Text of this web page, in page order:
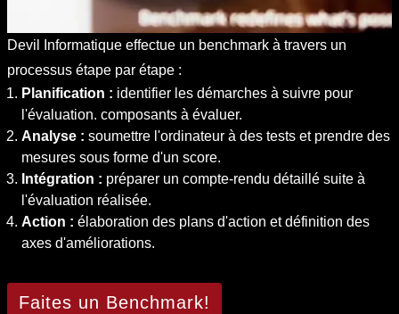
Devil Informatique effectue un benchmark à travers un
processus étape par étape :
Planification : identifier les démarches à suivre pour
l'évaluation. composants à évaluer.
Analyse : soumettre l'ordinateur à des tests et prendre des
mesures sous forme d'un score.
Intégration : préparer un compte-rendu détaillé suite à
l'évaluation réalisée.
Action : élaboration des plans d'action et définition des
axes d'améliorations.
Faites un Benchmark!